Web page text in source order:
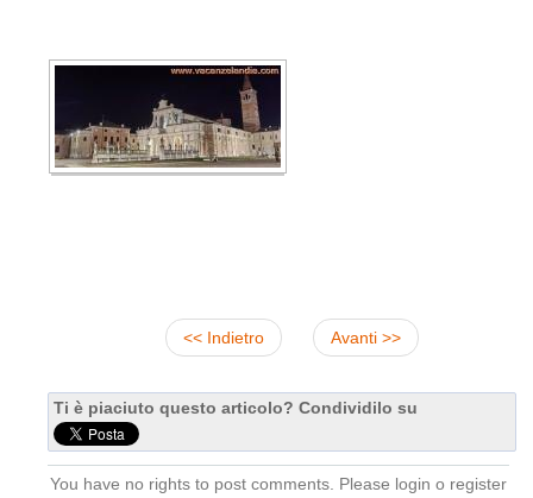
<< Indietro Avanti >>
Ti è piaciuto questo articolo? Condividilo su
You have no rights to post comments. Please login o register